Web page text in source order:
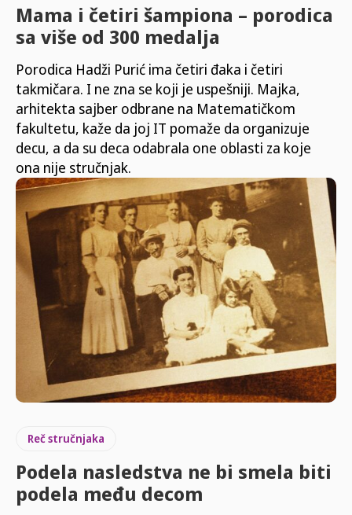
Mama i četiri šampiona – porodica
sa više od 300 medalja
Porodica Hadži Purić ima četiri đaka i četiri
takmičara. I ne zna se koji je uspešniji. Majka,
arhitekta sajber odbrane na Matematičkom
fakultetu, kaže da joj IT pomaže da organizuje
decu, a da su deca odabrala one oblasti za koje
ona nije stručnjak.
Reč stručnjaka
Podela nasledstva ne bi smela biti
podela među decom